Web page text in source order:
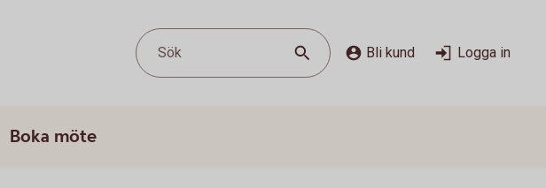
Sök Bli kund Logga in
Boka möte